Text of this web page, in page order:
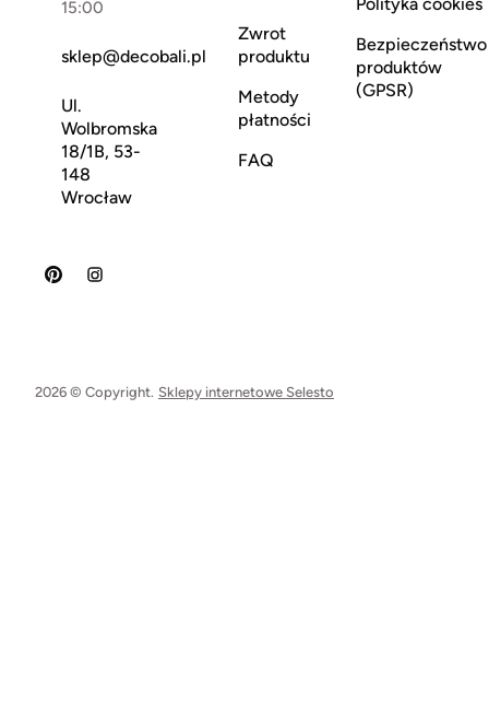
15:00
sklep@decobali.pl
Ul.
Wolbromska
18/1B, 53-
148
Wrocław
Zwrot
produktu
Metody
płatności
FAQ
Polityka cookies
Bezpieczeństwo
produktów
(GPSR)
2026 © Copyright. Sklepy internetowe Selesto